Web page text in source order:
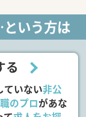
いう方は
る
ていない非公
のプロがあな